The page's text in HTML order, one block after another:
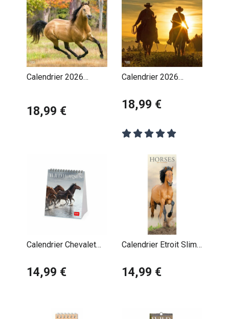
Calendrier 2026
18,99 €
Calendrier 2026
18,99 €
Calendrier Chevalet
Sauvages
14,99 €
Calendrier Etroit Slim
14,99 €